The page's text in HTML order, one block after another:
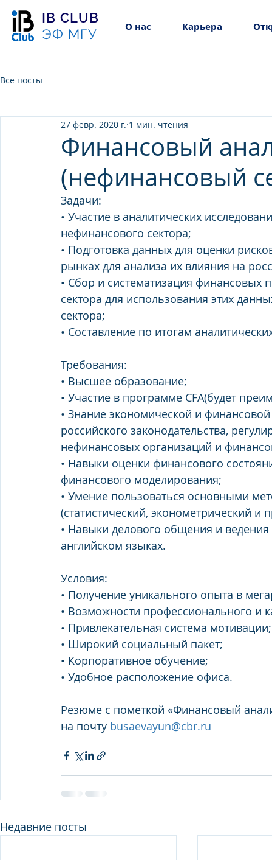
IB CLUB
ЭФ МГУ
О нас Карьера
Все посты
Финансовый
(нефинансовый
27 февр. 2020 г. 1 мин. чтения
Задачи:
• Участие в аналитических
нефинансового сектора;
• Подготовка данных для оценки
рынках для анализа их влияния на
• Сбор и систематизация финансовых
сектора для использования этих
сектора;
• Составление по итогам
Требования:
• Высшее образование;
• Участие в программе CFA(будет
• Знание экономической и
российского законодательства,
нефинансовых организаций и
• Навыки оценки финансового
финансового моделирования;
• Умение пользоваться основными
(статистический, эконометрический и
• Навыки делового общения и
английском языках.
Условия:
• Получение уникального опыта в
• Возможности профессионального и
• Привлекательная система
• Широкий социальный пакет;
• Корпоративное обучение;
• Удобное расположение офиса.
Резюме с пометкой «Финансовый
на почту busaevayun@cbr.ru
Недавние посты